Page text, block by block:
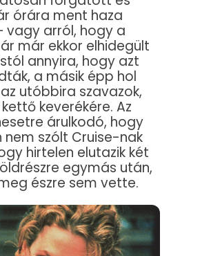
órára ment haza
vagy arról, hogy a
már ekkor elhidegült
annyira, hogy azt
a másik épp hol
az utóbbira szavazok,
keverékére. Az
árulkodó, hogy
nem szólt Cruise-nak
hirtelen elutazik két
egymás után,
észre sem vette.